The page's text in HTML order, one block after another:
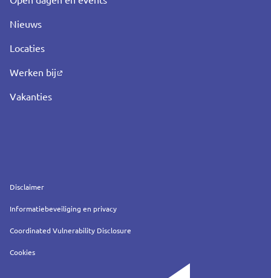
Nieuws
Locaties
Werken bij
Vakanties
Service
Disclaimer
Informatiebeveiliging en privacy
Coordinated Vulnerability Disclosure
Cookies